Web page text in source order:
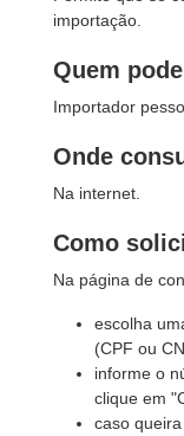
importação.
Quem
Importador
Onde
Na internet.
Como
Na página de
escolha
(CPF ou
informe o
clique em
caso